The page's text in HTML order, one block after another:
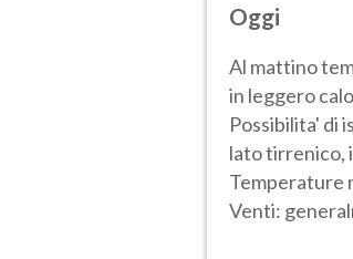
Oggi
Al mattino
in leggero
Possibilita' di
lato tirrenico,
Temperature
Venti: